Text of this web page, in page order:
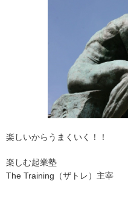
楽しいからうまくいく！！
楽しむ起業塾
The Training（ザトレ）主宰